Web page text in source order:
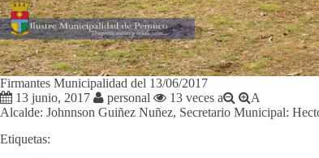
Firmantes Municipalidad del 13/06/2017
13 junio, 2017
personal 13 veces a
A
Alcalde: Johnnson Guiñez Nuñez, Secretario Municipal:
Etiquetas: